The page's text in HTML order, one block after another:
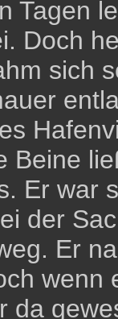
Tagen
Doch
sich
Beine
Er war
der
Er
wenn
da